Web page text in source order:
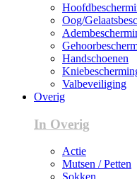
Oog/
Handschoenen
Valbeveiliging
Overig
In Overig
Actie
Mutsen / Petten